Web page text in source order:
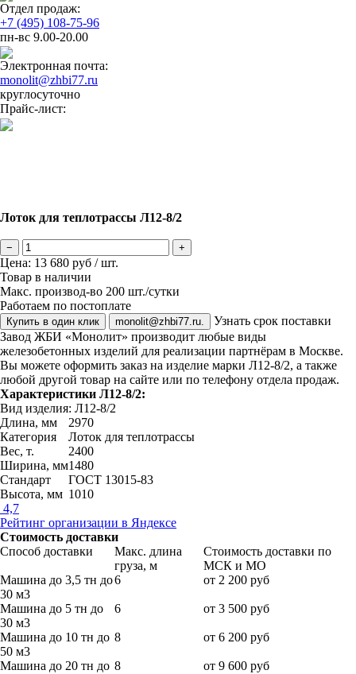
Отдел продаж:
+7 (495) 108-75-96
пн-вс 9.00-20.00
Электронная почта:
monolit@zhbi77.ru
круглосуточно
Прайс-лист:
Лоток для теплотрассы Л12-8/2
− +
Цена: 13 680 руб / шт.
Товар в наличии
Макс. производ-во 200 шт./сутки
Работаем по постоплате
Купить в один клик monolit@zhbi77.ru.
Узнать срок поставки
Завод ЖБИ «Монолит» производит любые виды
железобетонных изделий для реализации партнёрам в Москве.
Вы можете оформить заказ на изделие марки Л12-8/2, а также
любой другой товар на сайте или по телефону отдела продаж.
Характеристики Л12-8/2:
Вид изделия: Л12-8/2
Длина, мм
2970
Категория
Лоток для теплотрассы
Вес, т.
2400
Ширина, мм1480
Стандарт
ГОСТ 13015-83
Высота, мм 1010
4,7
Рейтинг организации в Яндексе
Стоимость доставки
Способ доставки
Макс. длина
груза, м
Стоимость доставки по
МСК и МО
Машина до 3,5 тн до
30 м3
6 от 2 200 руб
Машина до 5 тн до
30 м3
6 от 3 500 руб
Машина до 10 тн до
50 м3
8 от 6 200 руб
Машина до 20 тн до 8 от 9 600 руб